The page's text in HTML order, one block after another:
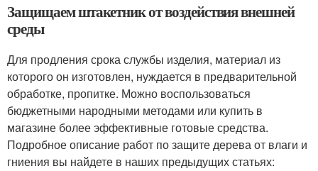
Защищаем штакетник от воздействия внешней
среды
Для продления срока службы изделия, материал из
которого он изготовлен, нуждается в предварительной
обработке, пропитке. Можно воспользоваться
бюджетными народными методами или купить в
магазине более эффективные готовые средства.
Подробное описание работ по защите дерева от влаги и
гниения вы найдете в наших предыдущих статьях: